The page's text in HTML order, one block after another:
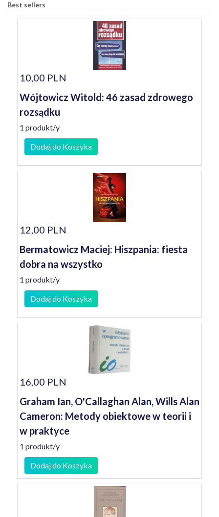
Best sellers
10,00 PLN
Wójtowicz Witold: 46 zasad zdrowego
rozsądku
1 produkt/y
Dodaj do Koszyka
12,00 PLN
Bermatowicz Maciej: Hiszpania: fiesta
dobra na wszystko
1 produkt/y
Dodaj do Koszyka
16,00 PLN
Graham Ian, O'Callaghan Alan, Wills Alan
Cameron: Metody obiektowe w teorii i
w praktyce
1 produkt/y
Dodaj do Koszyka